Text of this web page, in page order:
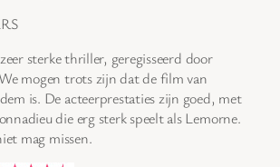
sterke thriller, geregisseerd door
mogen trots zijn dat de film van
is. De acteerprestaties zijn goed, met
die erg sterk speelt als Lemorne.
mag missen.